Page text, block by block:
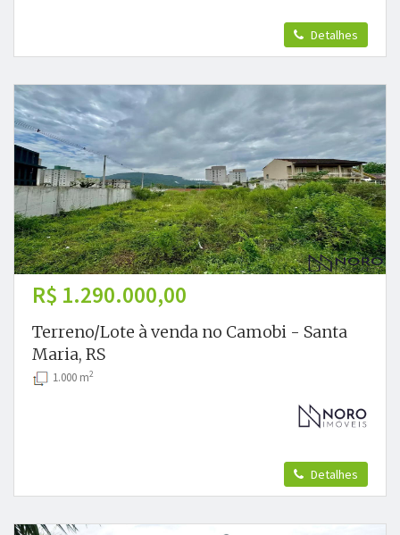
Detalhes
R$ 1.290.000,00
Terreno/Lote à venda no Camobi - Santa
Maria, RS
1.000 m2
Detalhes